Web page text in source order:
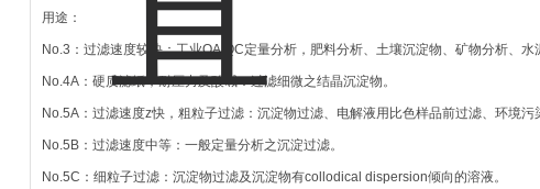
用途：
No.3：过滤速度较快：工业QA/QC定量分析，肥料分析、土壤沉淀物、矿物分析、
No.4A：硬质滤纸，耐压力及酸碱：过滤细微之结晶沉淀物。
No.5A：过滤速度z快，粗粒子过滤：沉淀物过滤、电解液用比色样品前过滤、环境
No.5B：过滤速度中等：一般定量分析之沉淀过滤。
No.5C：细粒子过滤：沉淀物过滤及沉淀物有collodical dispersion倾向的溶液。